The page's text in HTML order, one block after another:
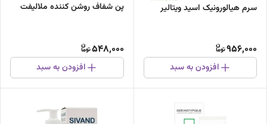
سرم هیالورونیک اسید ویتالیر
956,000
افزودن به سبد
پن شفاف روشن کننده ملالیفت
548,000
افزودن به سبد